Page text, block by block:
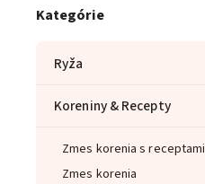
Kategórie
Ryža
Koreniny & Recepty
Zmes korenia s receptami
Zmes korenia